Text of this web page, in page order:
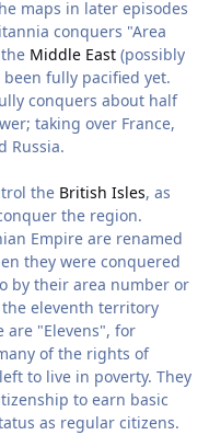
maps in later episodes
conquers "Area
Middle East (possibly
fully pacified yet.
conquers about half
taking over France,
Russia.
the British Isles, as
the region.
Empire are renamed
they were conquered
by their area number or
eleventh territory
are "Elevens", for
of the rights of
to live in poverty. They
to earn basic
as regular citizens.